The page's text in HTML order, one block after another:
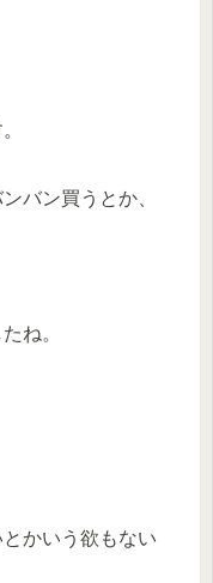
バン買うとか、
ね。
かいう欲もない